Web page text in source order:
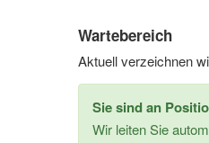
Wartebereich
Aktuell verzeichnen
Sie sind an
Wir leiten Sie